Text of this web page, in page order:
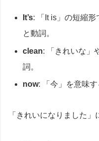
It’s: 「It is」の短縮
と動詞。
clean: 「きれいな」
詞。
now: 「今」を意味す
「きれいになりました」